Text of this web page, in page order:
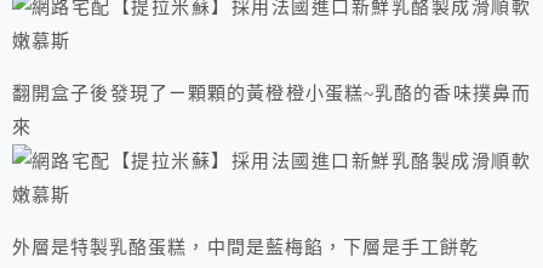
翻開盒子後發現了ㄧ顆顆的黃橙橙小蛋糕~乳酪的香味撲鼻而
來
外層是特製乳酪蛋糕，中間是藍梅餡，下層是手工餅乾